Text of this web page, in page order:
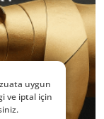
uygun
ve iptal için